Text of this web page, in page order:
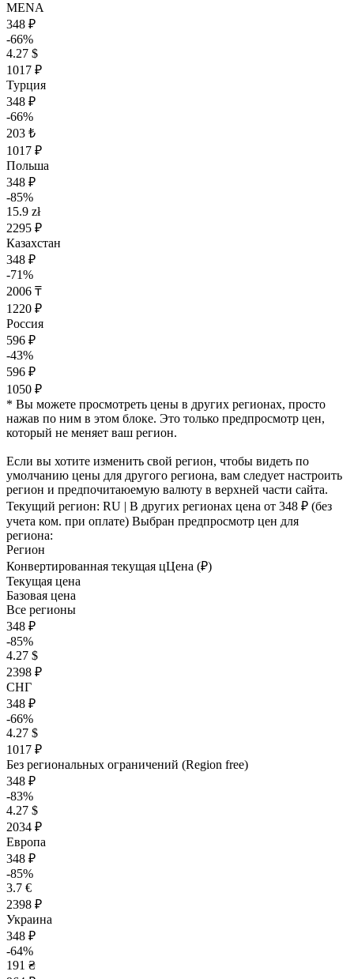
MENA
348 ₽
-66%
4.27 $
1017 ₽
Турция
348 ₽
-66%
203 ₺
1017 ₽
Польша
348 ₽
-85%
15.9 zł
2295 ₽
Казахстан
348 ₽
-71%
2006 ₸
1220 ₽
Россия
596 ₽
-43%
596 ₽
1050 ₽
* Вы можете просмотреть цены в других регионах, просто
нажав по ним в этом блоке. Это только предпросмотр цен,
который не меняет ваш регион.
Если вы хотите изменить свой регион, чтобы видеть по
умолчанию цены для другого региона, вам следует настроить
регион и предпочитаюемую валюту в верхней части сайта.
Текущий регион: RU | В других регионах цена от 348 ₽ (без
учета ком. при оплате) Выбран предпросмотр цен для
региона:
Регион
Конвертированная текущая цЦена (₽)
Текущая цена
Базовая цена
Все регионы
348 ₽
-85%
4.27 $
2398 ₽
СНГ
348 ₽
-66%
4.27 $
1017 ₽
Без региональных ограничений (Region free)
348 ₽
-83%
4.27 $
2034 ₽
Европа
348 ₽
-85%
3.7 €
2398 ₽
Украина
348 ₽
-64%
191 ₴